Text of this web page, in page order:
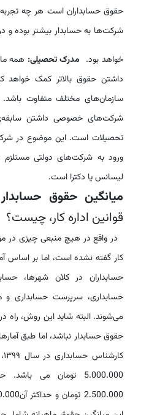
حقوق حسابداران است هر چه تجربه
شرکت‏‌ها به حسابدار بیشتر بوده و
خواهد بود. مدرک تحصیلی: همه
داشتن حقوق بالاتر کمک خواهد
سازمان‌‏های مختلف متفاوت باشد.
شرکت‌‏های خصوصی داشتن سابقه‏‌ی
تحصیلات است. این موضوع در
ورود به شرکت‌‏های دولتی
لیسانس یا دکترا است.
میانگین حقوق
قوانین اداره کار، چیست؟
در واقع در هیچ منبعی چیزی در
کار گفته نشده است، اما بر اساس
حسابداران در کلان شهرها،
حسابداری، سرپرست حسابداری و
می‌شوند. البته شاید این روش،
حقوق حسابدار نباشد، اما طبق
5.000.000 تومان می